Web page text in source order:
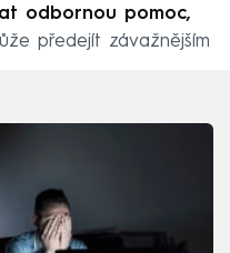
odbornou pomoc,
předejít závažnějším